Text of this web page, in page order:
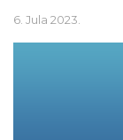
6. Jula 2023.